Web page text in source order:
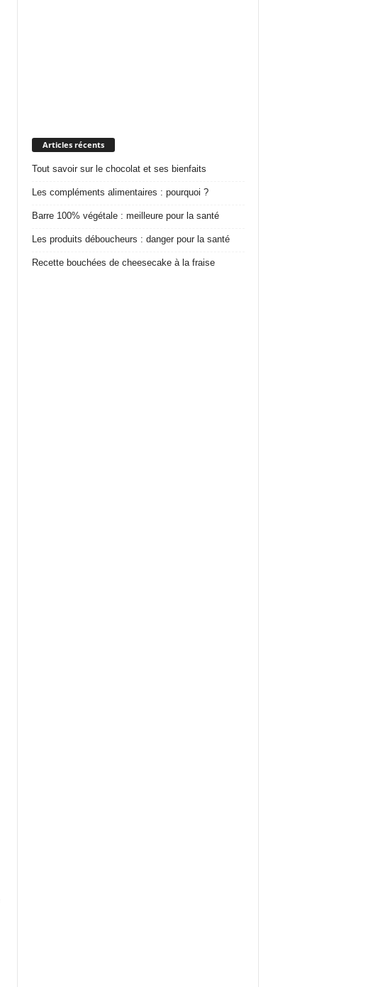
Articles récents
Tout savoir sur le chocolat et ses bienfaits
Les compléments alimentaires : pourquoi ?
Barre 100% végétale : meilleure pour la santé
Les produits déboucheurs : danger pour la santé
Recette bouchées de cheesecake à la fraise